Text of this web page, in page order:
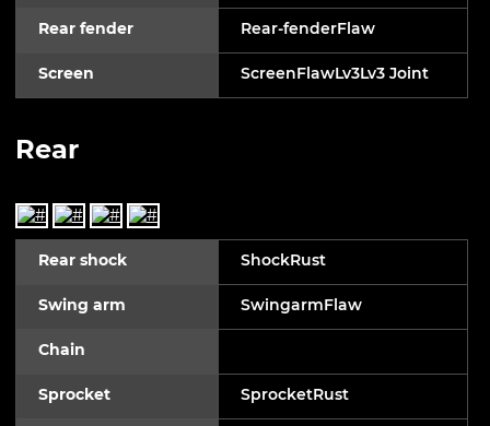
Rear fender Rear-fenderFlaw
Screen ScreenFlawLv3Lv3 Joint
Rear
Rear shock ShockRust
Swing arm SwingarmFlaw
Chain
Sprocket SprocketRust